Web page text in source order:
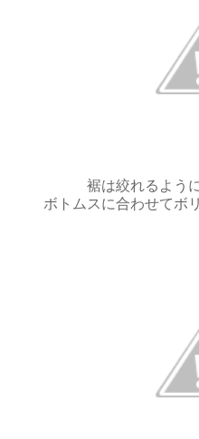
裾は絞れるよう
ボトムスに合わせてボ